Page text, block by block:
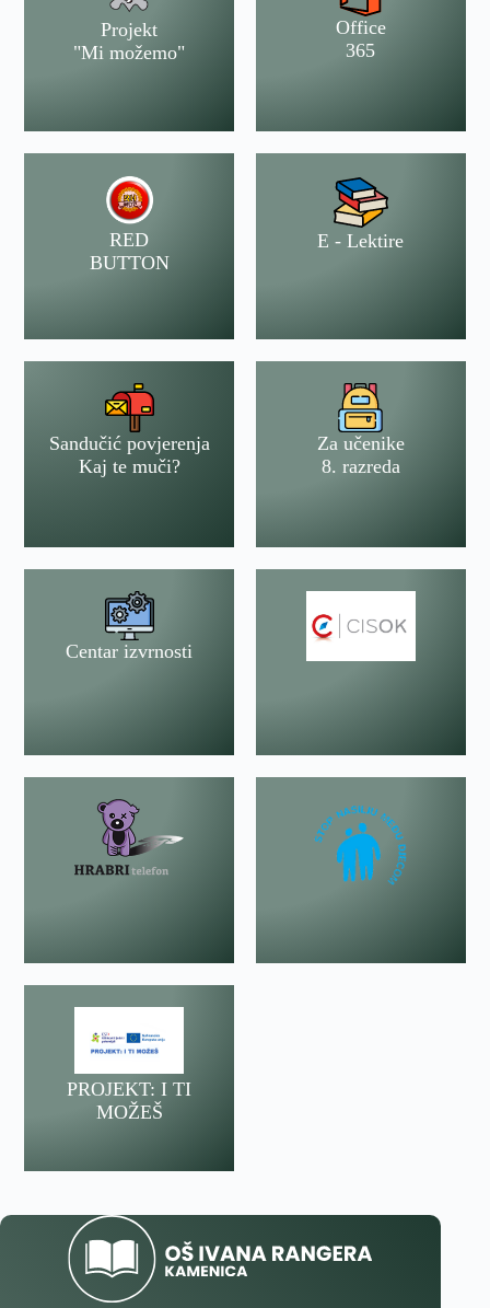
Projekt
"Mi možemo"
Office
365
RED
BUTTON
E - Lektire
Sandučić povjerenja
Kaj te muči?
Za učenike
8. razreda
Centar izvrnosti
PROJEKT: I TI
MOŽEŠ